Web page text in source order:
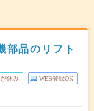
部品のリフト
休み WEB登録OK